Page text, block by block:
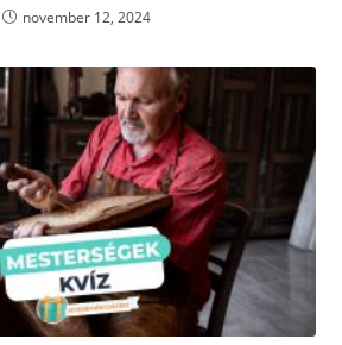
november 12, 2024